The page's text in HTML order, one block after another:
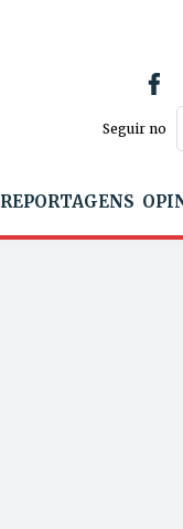
Seguir no
REPORTAGENS